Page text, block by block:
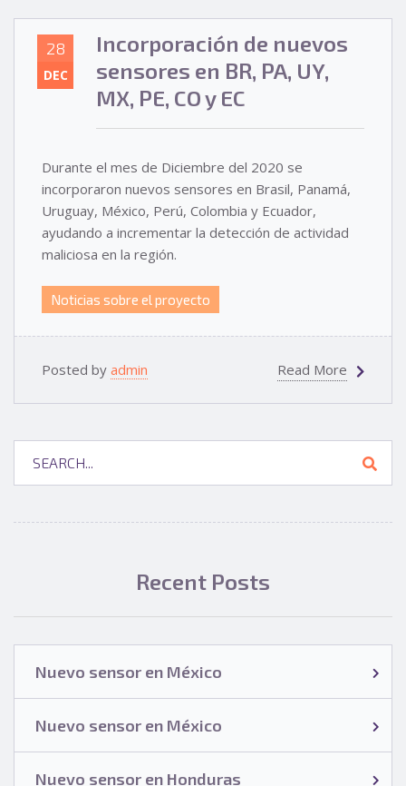
28
DEC
Incorporación de nuevos
sensores en BR, PA, UY,
MX, PE, CO y EC
Durante el mes de Diciembre del 2020 se
incorporaron nuevos sensores en Brasil, Panamá,
Uruguay, México, Perú, Colombia y Ecuador,
ayudando a incrementar la detección de actividad
maliciosa en la región.
Noticias sobre el proyecto
Posted by admin Read More
Recent Posts
Nuevo sensor en México
Nuevo sensor en México
Nuevo sensor en Honduras